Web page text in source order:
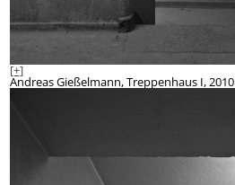
[+]
Andreas Gießelmann, Treppenhaus I, 2010